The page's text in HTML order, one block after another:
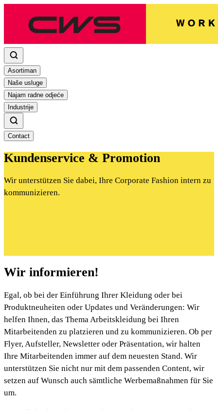
Asortiman
Naše usluge
Najam radne odjeće
Industrije
Contact
Kundenservice & Promotion
Wir unterstützen Sie dabei, Ihre Corporate Fashion intern zu
kommunizieren.
Wir informieren!
Egal, ob bei der Einführung Ihrer Kleidung oder bei
Produktneuheiten oder Updates und Veränderungen: Wir
helfen Ihnen, das Thema Arbeitskleidung bei Ihren
Mitarbeitenden zu platzieren und zu kommunizieren. Ob per
Flyer, Aufsteller, Newsletter oder Präsentation, wir halten
Ihre Mitarbeitenden immer auf dem neuesten Stand. Wir
unterstützen Sie nicht nur mit dem passenden Content, wir
setzen auf Wunsch auch sämtliche Werbemaßnahmen für Sie
um.